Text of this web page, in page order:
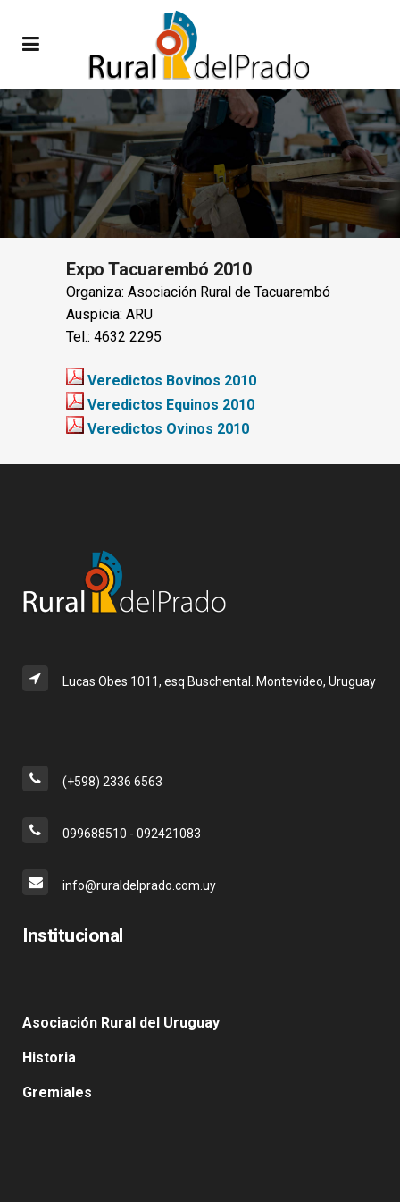
Expo Tacuarembó 2010
Organiza: Asociación Rural de Tacuarembó
Auspicia: ARU
Tel.: 4632 2295
Veredictos Bovinos 2010
Veredictos Equinos 2010
Veredictos Ovinos 2010
Lucas Obes 1011, esq Buschental. Montevideo, Uruguay
(+598) 2336 6563
099688510 - 092421083
info@ruraldelprado.com.uy
Institucional
Asociación Rural del Uruguay
Historia
Gremiales